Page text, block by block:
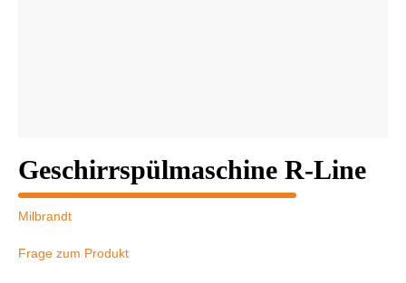
Geschirrspülmaschine R-Line
Milbrandt
Frage zum Produkt